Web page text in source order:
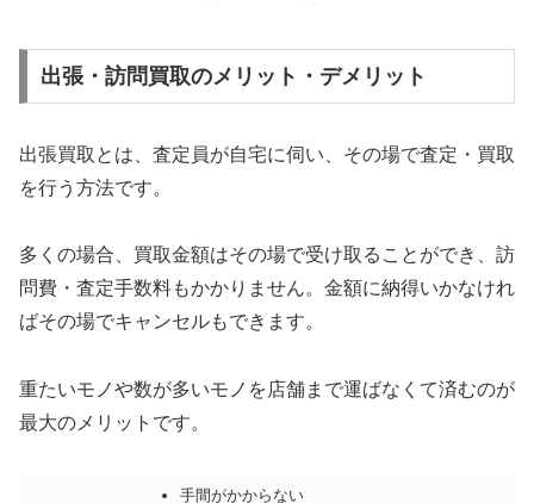
出張・訪問買取のメリット・デメリット
出張買取とは、査定員が自宅に伺い、その場で査定・買取
を行う方法です。
多くの場合、買取金額はその場で受け取ることができ、訪
問費・査定手数料もかかりません。金額に納得いかなけれ
ばその場でキャンセルもできます。
重たいモノや数が多いモノを店舗まで運ばなくて済むのが
最大のメリットです。
手間がかからない